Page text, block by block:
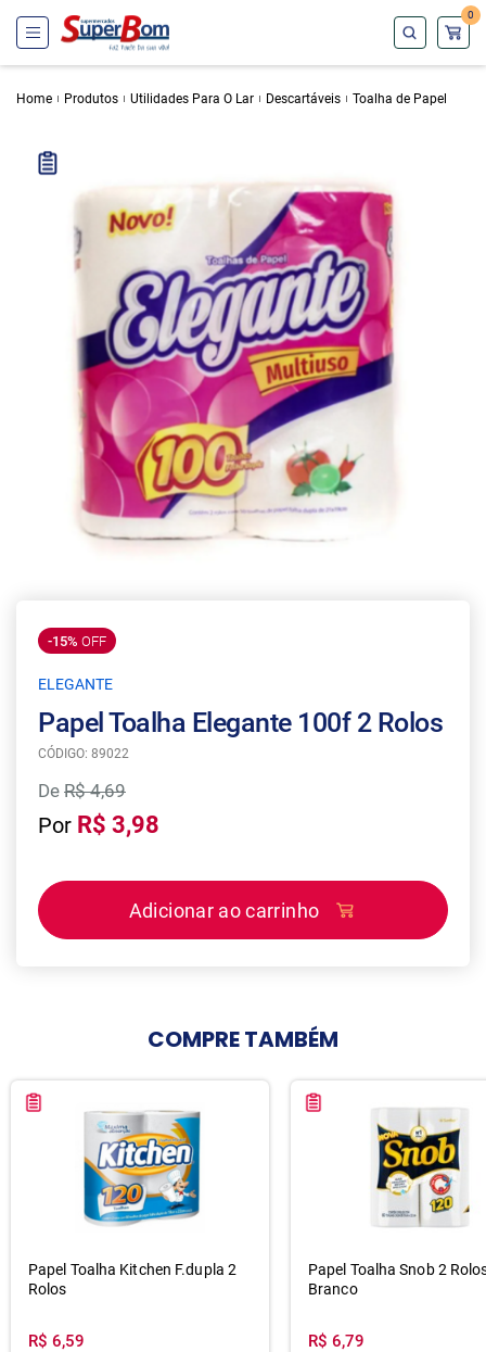
0
Home Produtos Utilidades Para O Lar Descartáveis Toalha de Papel
-15% OFF
ELEGANTE
Papel Toalha Elegante 100f 2 Rolos
CÓDIGO: 89022
De R$ 4,69
Por R$ 3,98
Adicionar ao carrinho
COMPRETAMBÉM
Papel Toalha Kitchen F.dupla 2
Rolos
R$ 6,59
Papel Toalha Snob 2
Branco
R$ 6,79